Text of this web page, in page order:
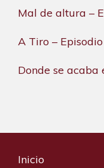
Mal de altura –
A Tiro –
Donde se acaba
Inicio